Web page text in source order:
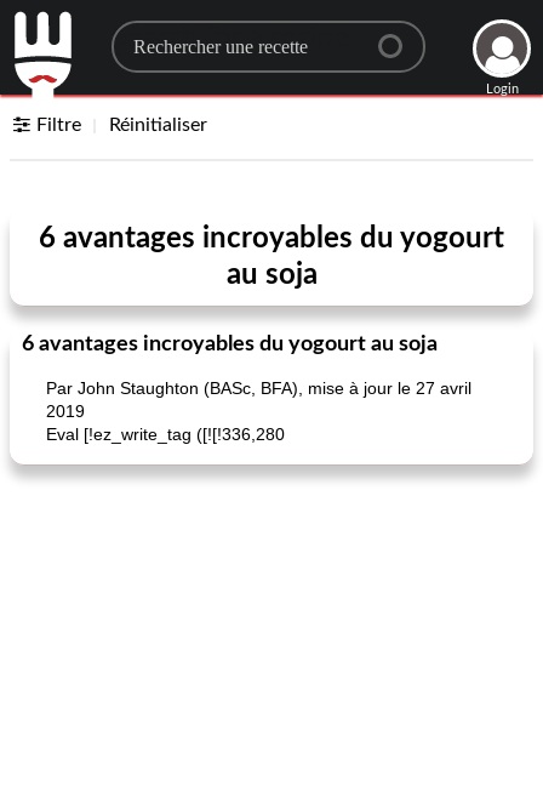
Search for a recipe
Login
Filtre Réinitialiser
6 avantages incroyables du yogourt
au soja
6 avantages incroyables du yogourt au soja
Par John Staughton (BASc, BFA), mise à jour le 27 avril
2019
Eval [!ez_write_tag ([![!336,280